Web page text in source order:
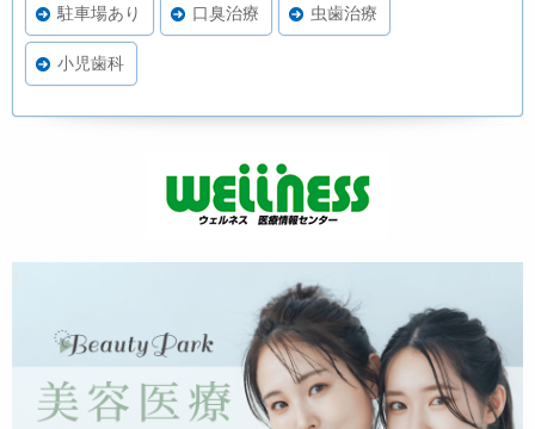
駐車場あり 口臭治療 虫歯治療
小児歯科